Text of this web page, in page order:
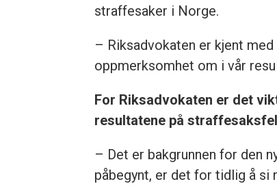
straffesaker i Norge.
– Riksadvokaten er kjent
oppmerksomhet om i vår
For Riksadvokaten er det
resultatene på
– Det er bakgrunnen for den
påbegynt, er det for tidlig å si